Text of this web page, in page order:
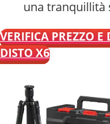
una tranquillità
VERIFICA PREZZO
DISTO X6